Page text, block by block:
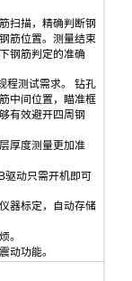
扫描，精确判断钢
筋位置。测量结束
钢筋判定的准确
程测试需求。 钻孔
中间位置，瞄准框
有效避开四周钢
厚度测量更加准
驱动只需开机即可
器标定，自动存储
。
动功能。